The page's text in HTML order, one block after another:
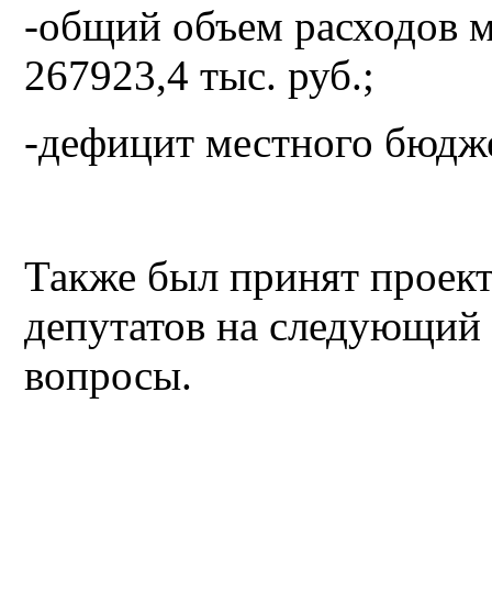
-общий объем расходов
267923,4 тыс. руб.;
-дефицит местного
Также был принят
депутатов на
вопросы.